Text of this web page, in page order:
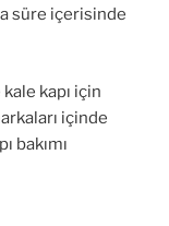
süre içerisinde
kapı için
içinde
bakımı